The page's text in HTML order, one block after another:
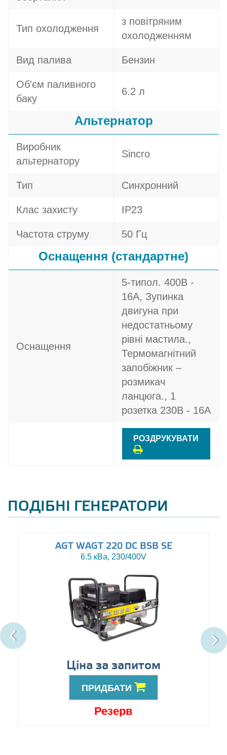
Тип охолодження
з повітряним
охолодженням
Вид палива Бензин
Об'єм паливного
баку
6.2 л
Альтернатор
Виробник
альтернатору
Sincro
Тип Синхронний
Клас захисту IP23
Частота струму 50 Гц
Оснащення (стандартне)
Оснащення
5-типол. 400В -
16A, Зупинка
двигуна при
недостатньому
рівні мастила.,
Термомагнітний
запобіжник –
розмикач
ланцюга., 1
розетка 230В - 16A
РОЗДРУКУВАТИ
ПОДІБНІ ГЕНЕРАТОРИ
AGT WAGT 220 DC BSB SE
6.5 кВа, 230/400V
Ціна за запитом
ПРИДБАТИ
Резерв